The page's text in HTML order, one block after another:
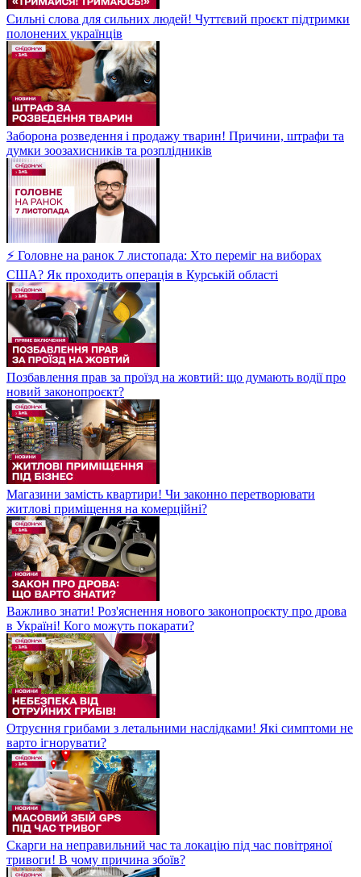
Сильні слова для сильних людей! Чуттєвий проєкт підтримки
полонених українців
Заборона розведення і продажу тварин! Причини, штрафи та
думки зоозахисників та розплідників
⚡ Головне на ранок 7 листопада: Хто переміг на виборах
США? Як проходить операція в Курській області
Позбавлення прав за проїзд на жовтий: що думають водії про
новий законопроєкт?
Магазини замість квартири! Чи законно перетворювати
житлові приміщення на комерційні?
Важливо знати! Роз'яснення нового законопроєкту про дрова
в Україні! Кого можуть покарати?
Отруєння грибами з летальними наслідками! Які симптоми не
варто ігнорувати?
Скарги на неправильний час та локацію під час повітряної
тривоги! В чому причина збоїв?